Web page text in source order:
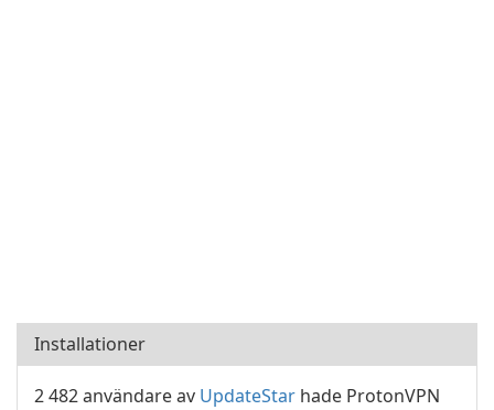
Installationer
2 482 användare av UpdateStar hade ProtonVPN